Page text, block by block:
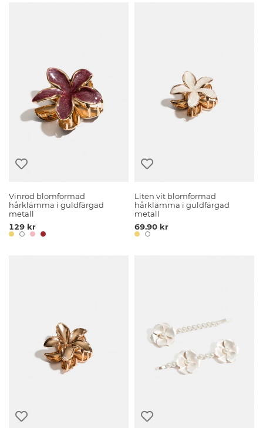
Vinröd blomformad
hårklämma i guldfärgad
metall
129 kr
Liten vit blomformad
hårklämma i guldfärgad
metall
69.90 kr